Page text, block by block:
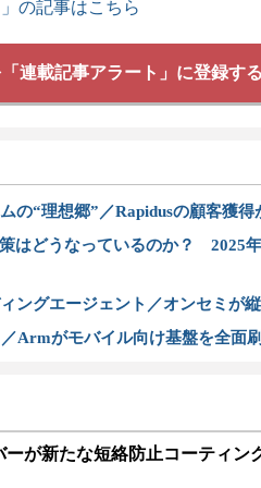
の記事はこちら
連載記事アラート」に登録する
の“理想郷”／Rapidusの顧客獲得
はどうなっているのか？ 2025
ングエージェント／オンセミが
Armがモバイル向け基盤を全面
が新たな短絡防止コーティン